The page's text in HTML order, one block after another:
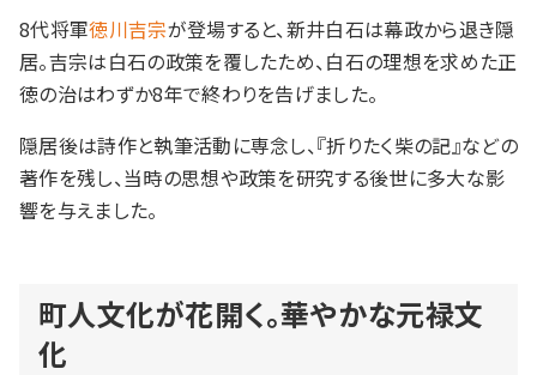
8代将軍徳川吉宗が登場すると、新井白石は幕政から退き隠
居。吉宗は白石の政策を覆したため、白石の理想を求めた正
徳の治はわずか8年で終わりを告げました。
隠居後は詩作と執筆活動に専念し、『折りたく柴の記』などの
著作を残し、当時の思想や政策を研究する後世に多大な影
響を与えました。
町人文化が花開く。華やかな元禄文
化